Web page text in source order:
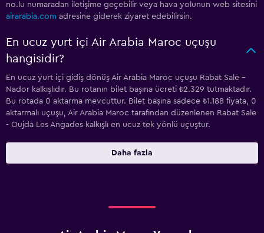
no.lu numaradan iletişime geçebilir veya hava yolunun web sitesini
airarabia.com adresine giderek ziyaret edebilirsin.
En ucuz yurt içi Air Arabia Maroc uçuşu
hangisidir?
En ucuz yurt içi gidiş dönüş Air Arabia Maroc uçuşu Rabat Sale -
Nador kalkışlıdır. Bu rotanın bilet başına ücreti ₺2.329 tutmaktadır.
Bu rotada 0 aktarma mevcuttur. Bilet başına sadece ₺1.188 fiyata, 0
aktarmalı uçuşu, Air Arabia Maroc tarafından düzenlenen Rabat Sale
- Oujda Les Angades kalkışlı en ucuz tek yönlü uçuştur.
Daha fazla